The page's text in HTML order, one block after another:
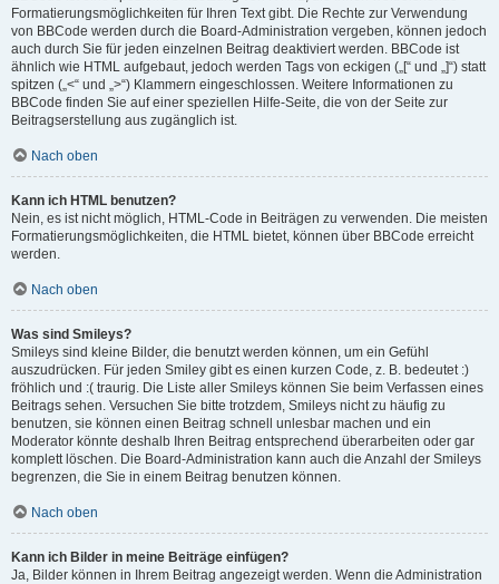
Formatierungsmöglichkeiten für Ihren Text gibt. Die Rechte zur Verwendung
von BBCode werden durch die Board-Administration vergeben, können jedoch
auch durch Sie für jeden einzelnen Beitrag deaktiviert werden. BBCode ist
ähnlich wie HTML aufgebaut, jedoch werden Tags von eckigen („[“ und „]“) statt
spitzen („<“ und „>“) Klammern eingeschlossen. Weitere Informationen zu
BBCode finden Sie auf einer speziellen Hilfe-Seite, die von der Seite zur
Beitragserstellung aus zugänglich ist.
Nach oben
Kann ich HTML benutzen?
Nein, es ist nicht möglich, HTML-Code in Beiträgen zu verwenden. Die meisten
Formatierungsmöglichkeiten, die HTML bietet, können über BBCode erreicht
werden.
Nach oben
Was sind Smileys?
Smileys sind kleine Bilder, die benutzt werden können, um ein Gefühl
auszudrücken. Für jeden Smiley gibt es einen kurzen Code, z. B. bedeutet :)
fröhlich und :( traurig. Die Liste aller Smileys können Sie beim Verfassen eines
Beitrags sehen. Versuchen Sie bitte trotzdem, Smileys nicht zu häufig zu
benutzen, sie können einen Beitrag schnell unlesbar machen und ein
Moderator könnte deshalb Ihren Beitrag entsprechend überarbeiten oder gar
komplett löschen. Die Board-Administration kann auch die Anzahl der Smileys
begrenzen, die Sie in einem Beitrag benutzen können.
Nach oben
Kann ich Bilder in meine Beiträge einfügen?
Ja, Bilder können in Ihrem Beitrag angezeigt werden. Wenn die Administration